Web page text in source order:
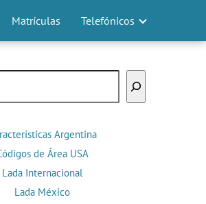
Matrículas Telefónicos
Argentina
de Área USA
Lada Internacional
Lada México